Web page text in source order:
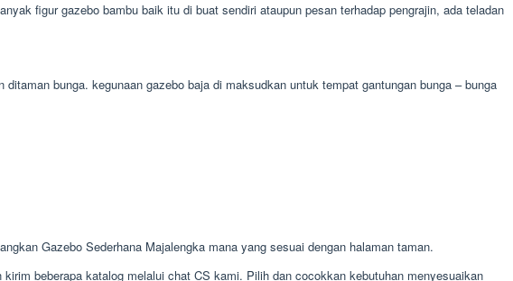
figur gazebo bambu baik itu di buat sendiri ataupun pesan terhadap pengrajin, ada teladan
bunga. kegunaan gazebo baja di maksudkan untuk tempat gantungan bunga – bunga
Gazebo Sederhana Majalengka mana yang sesuai dengan halaman taman.
beberapa katalog melalui chat CS kami. Pilih dan cocokkan kebutuhan menyesuaikan